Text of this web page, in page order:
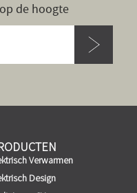
de hoogte
Verwarmen
Design